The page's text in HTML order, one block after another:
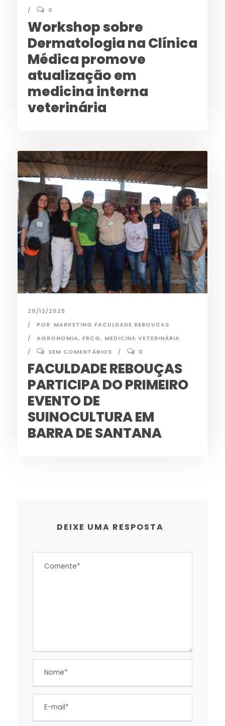
0
Workshop sobre
Dermatologia na Clínica
Médica promove
atualização em
medicina interna
veterinária
20/12/2025
POR MARKETING FACULDADE REBOUCAS
AGRONOMIA, FRCG, MEDICINA VETERINÁRIA
SEM COMENTÁRIOS
0
FACULDADE REBOUÇAS
PARTICIPA DO PRIMEIRO
EVENTO DE
SUINOCULTURA EM
BARRA DE SANTANA
DEIXE UMA RESPOSTA